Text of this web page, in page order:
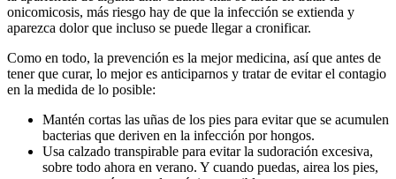
onicomicosis, más riesgo hay de que la infección se extienda y
aparezca dolor que incluso se puede llegar a cronificar.
Como en todo, la prevención es la mejor medicina, así que antes de
tener que curar, lo mejor es anticiparnos y tratar de evitar el contagio
en la medida de lo posible:
Mantén cortas las uñas de los pies para evitar que se acumulen
bacterias que deriven en la infección por hongos.
Usa calzado transpirable para evitar la sudoración excesiva,
sobre todo ahora en verano. Y cuando puedas, airea los pies,